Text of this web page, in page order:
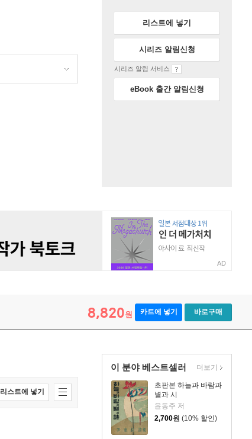
리스트에 넣기
시리즈 알림신청
시리즈 알림 서비스
eBook 출간 알림신청
AD
8,820원 카트에 넣기 바로구매
이 분야 베스트셀러
초판본 하늘과 바람과
별과 시
윤동주 저
2,700원 (10% 할인)
더보기
리스트에 넣기